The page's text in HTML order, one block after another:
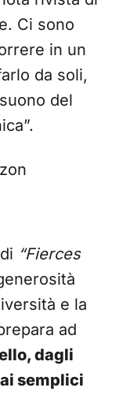
Ci sono
in un
da soli,
del
“Fierces
e la
ad
dagli
semplici